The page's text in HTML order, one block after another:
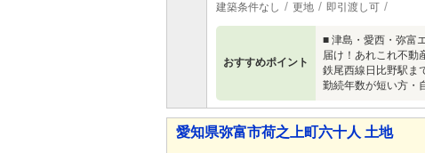
建築条件なし 更地 即引渡し可
おすすめポイント
■ 津島・愛西・弥
届け！あれこれ不動
鉄尾西線日比野駅ま
勤続年数が短い方・
愛知県弥富市荷之上町六十人 土地